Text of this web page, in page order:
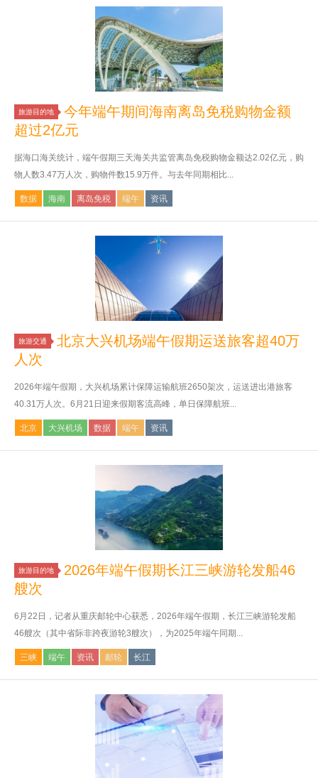
旅游目的地
今年端午期间海南离岛免税购物金额
超过2亿元
据海口海关统计，端午假期三天海关共监管离岛免税购物金额达2.02亿元，购
物人数3.47万人次，购物件数15.9万件。与去年同期相比...
数据 海南 离岛免税 端午 资讯
旅游交通
北京大兴机场端午假期运送旅客超40万
人次
2026年端午假期，大兴机场累计保障运输航班2650架次，运送进出港旅客
40.31万人次。6月21日迎来假期客流高峰，单日保障航班...
北京 大兴机场 数据 端午 资讯
旅游目的地
2026年端午假期长江三峡游轮发船46
艘次
6月22日，记者从重庆邮轮中心获悉，2026年端午假期，长江三峡游轮发船
46艘次（其中省际非跨夜游轮3艘次），为2025年端午同期...
三峡 端午 资讯 邮轮 长江